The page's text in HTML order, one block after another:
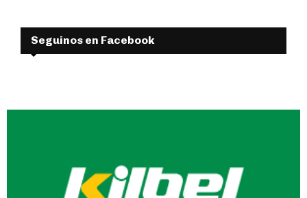
Seguinos en Facebook